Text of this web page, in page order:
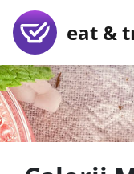
eat &